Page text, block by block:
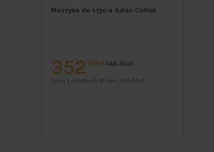
Maszyna do szycia Solac Cotton
352 99zł748.50zł
Cena z ostatnich 30 dni: 369.99zł